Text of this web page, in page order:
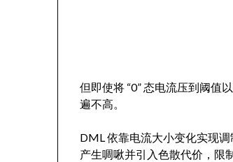
但即使将 “0” 态电流压到阈值
遍不高。
DML 依靠电流大小变化实现
产生啁啾并引入色散代价，限